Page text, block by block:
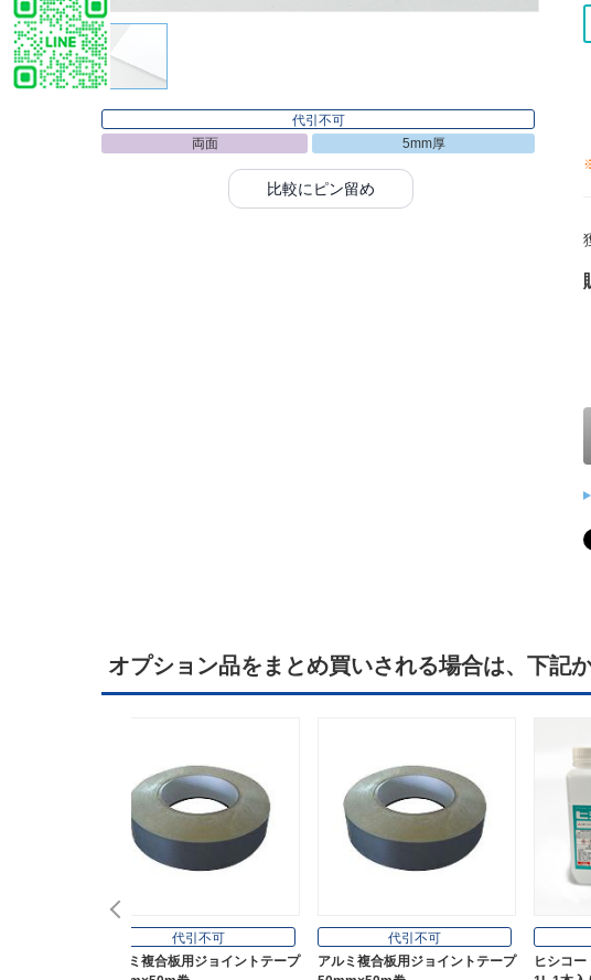
代引不可
両面
5mm厚
比較にピン留め
オプション品をまとめ買いされる場合は、下記
代引不可
アルミ複合板用ジョイントテープ
代引不可
アルミ複合板用ジョイントテープ
ヒシコ